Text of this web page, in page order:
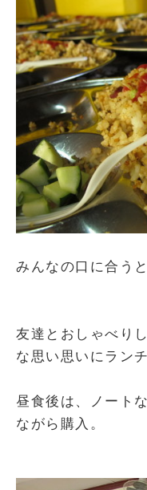
みんなの口に合う
友達とおしゃべり
な思い思いにラン
昼食後は、ノート
ながら購入。